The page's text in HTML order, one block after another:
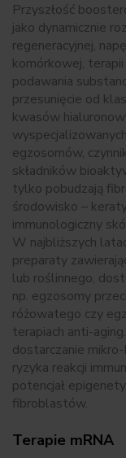
Przyszłość
jako dynamicznie
regeneracyjnej,
komórkowej,
podawania
przesunięcie od
kwasów
egzosomów,
składników
tylko pobudzają
środowisko –
immunologiczny
W najbliższych
preparaty
lub roślinnego,
np. egzosomy
różowatego czy
terapiach anti-
dostarczanie
ryzyka reakcji
potencjał
fibroblastów.
Terapie mRNA